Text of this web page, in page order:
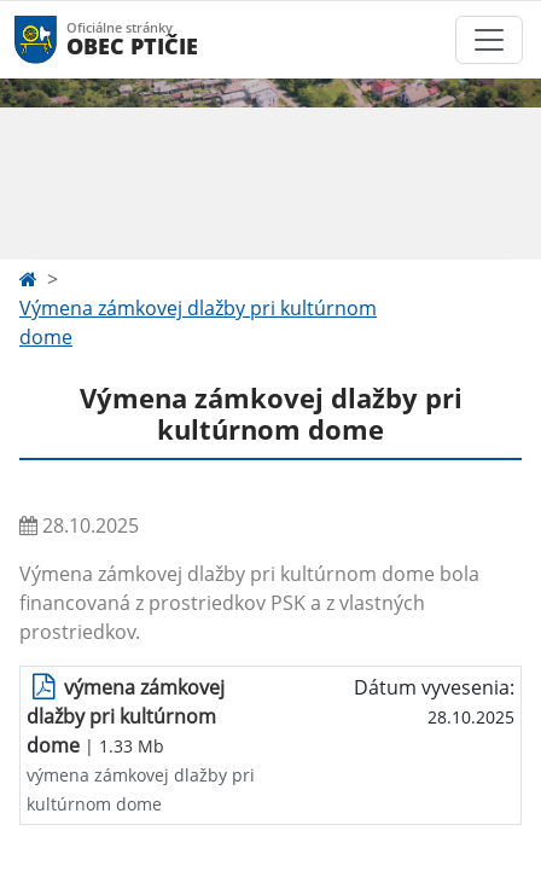
Oficiálne stránky
OBEC PTIČIE
Výmena zámkovej dlažby pri kultúrnom
dome
Výmena zámkovej dlažby pri
kultúrnom dome
28.10.2025
Výmena zámkovej dlažby pri kultúrnom dome bola
financovaná z prostriedkov PSK a z vlastných
prostriedkov.
výmena zámkovej
dlažby pri kultúrnom
dome | 1.33 Mb
Dátum vyvesenia:
28.10.2025
výmena zámkovej dlažby pri
kultúrnom dome